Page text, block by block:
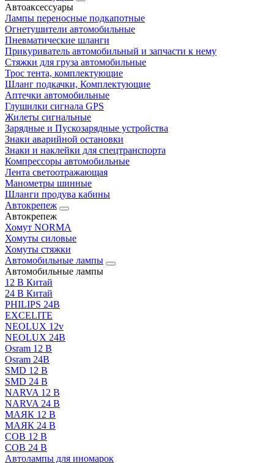
Автоаксессуары
Лампы переносные подкапотные
Огнетушители автомобильные
Пневматические шланги
Прикуриватель автомобильный и запчасти к нему
Стяжки для груза автомобильные
Трос тента, комплектующие
Шланг подкачки, Комплектующие
Аптечки автомобильные
Глушилки сигнала GPS
Жилеты сигнальные
Зарядные и Пускозарядные устройства
Знаки аварийной остановки
Знаки и наклейки для спецтранспорта
Компрессоры автомобильные
Лента светоотражающая
Манометры шинные
Шланги продува кабины
Автокрепеж
Автокрепеж
Хомут NORMA
Хомуты силовые
Хомуты стяжки
Автомобильные лампы
Автомобильные лампы
12 В Китай
24 В Китай
PHILIPS 24В
EXCELITE
NEOLUX 12v
NEOLUX 24В
Osram 12 В
Osram 24В
SMD 12 В
SMD 24 В
NARVA 12 В
NARVA 24 В
МАЯК 12 В
МАЯК 24 В
COB 12 В
COB 24 В
Автолампы для иномарок